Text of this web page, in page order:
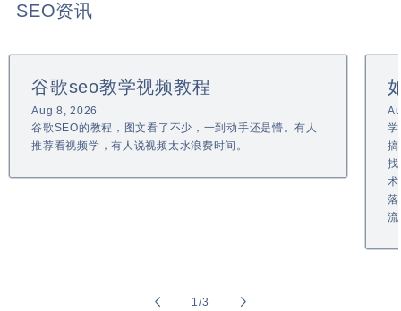
SEO资讯
谷歌seo教学视频教程
Aug 8, 2026
谷歌SEO的教程，图文看了不少，一到动手还是懵。有人
推荐看视频学，有人说视频太水浪费时间。
学
搞
找
术
落
流
1/of
3